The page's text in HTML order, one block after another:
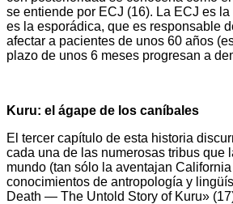
se entiende por ECJ (16). La ECJ es
es la esporádica, que es responsable
afectar a pacientes de unos 60 años
plazo de unos 6 meses progresan a
Kuru: el ágape de los caníbales
El tercer capítulo de esta historia
cada una de las numerosas tribus que
mundo (tan sólo la aventajan
conocimientos de antropología y
Death — The Untold Story of Kuru»